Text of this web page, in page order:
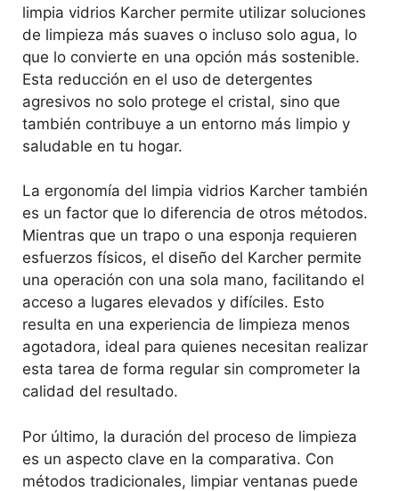
limpia vidrios Karcher permite utilizar soluciones
de limpieza más suaves o incluso solo agua, lo
que lo convierte en una opción más sostenible.
Esta reducción en el uso de detergentes
agresivos no solo protege el cristal, sino que
también contribuye a un entorno más limpio y
saludable en tu hogar.
La ergonomía del limpia vidrios Karcher también
es un factor que lo diferencia de otros métodos.
Mientras que un trapo o una esponja requieren
esfuerzos físicos, el diseño del Karcher permite
una operación con una sola mano, facilitando el
acceso a lugares elevados y difíciles. Esto
resulta en una experiencia de limpieza menos
agotadora, ideal para quienes necesitan realizar
esta tarea de forma regular sin comprometer la
calidad del resultado.
Por último, la duración del proceso de limpieza
es un aspecto clave en la comparativa. Con
métodos tradicionales, limpiar ventanas puede